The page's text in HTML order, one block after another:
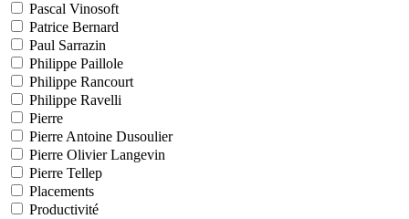
Pascal Vinosoft
Patrice Bernard
Paul Sarrazin
Philippe Paillole
Philippe Rancourt
Philippe Ravelli
Pierre
Pierre Antoine Dusoulier
Pierre Olivier Langevin
Pierre Tellep
Placements
Productivité